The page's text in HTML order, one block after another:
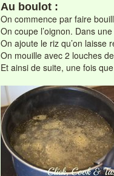
Au boulot :
On commence par faire
On coupe l’oignon. Dans
On ajoute le riz qu’on laisse
On mouille avec 2 louches
Et ainsi de suite, une fois